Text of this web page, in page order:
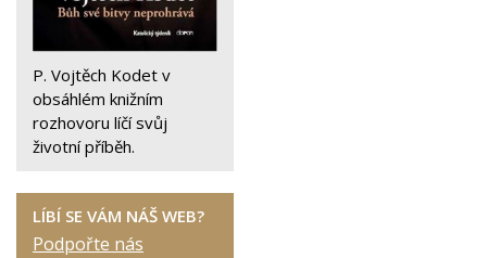
P. Vojtěch Kodet v
obsáhlém knižním
rozhovoru líčí svůj
životní příběh.
LÍBÍ SE VÁM NÁŠ WEB?
Podpořte nás